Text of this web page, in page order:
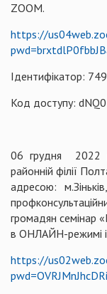
ZOOM.
https://
Ідентифікатор:
Код доступу:
06 грудня 2022
районній філії
адресою:
громадян семінар
в ОНЛАЙН-режимі
https://